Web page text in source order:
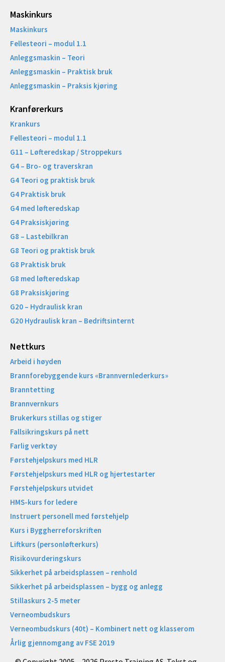
Maskinkurs
Maskinkurs
Fellesteori – modul 1.1
Anleggsmaskin – Teori
Anleggsmaskin – Praktisk bruk
Anleggsmaskin – Praksis kjøring
Kranførerkurs
Krankurs
Fellesteori – modul 1.1
G11 – Løfteredskap / Stroppekurs
G4 – Bro- og traverskran
G4 Teori og praktisk bruk
G4 Praktisk bruk
G4 med løfteredskap
G4 Praksiskjøring
G8 – Lastebilkran
G8 Teori og praktisk bruk
G8 Praktisk bruk
G8 med løfteredskap
G8 Praksiskjøring
G20 – Hydraulisk kran
G20 Hydraulisk kran – Bedriftsinternt
Nettkurs
Arbeid i høyden
Brannforebyggende kurs «Brannvernlederkurs»
Branntetting
Brannvernkurs
Brukerkurs stillas og stiger
Fallsikringskurs på nett
Farlig verktøy
Førstehjelpskurs med HLR
Førstehjelpskurs med HLR og hjertestarter
Førstehjelpskurs utvidet
HMS-kurs for ledere
Instruert personell med førstehjelp
Kurs i Byggherreforskriften
Liftkurs (personløfterkurs)
Risikovurderingskurs
Sikkerhet på arbeidsplassen – renhold
Sikkerhet på arbeidsplassen – bygg og anlegg
Stillaskurs 2-5 meter
Verneombudskurs
Verneombudskurs (40t) – Kombinert nett og klasserom
Årlig gjennomgang av FSE 2019